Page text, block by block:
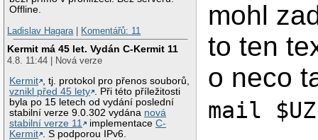
Offline.
Ladislav Hagara | Komentářů: 11
Kermit má 45 let. Vydán C-Kermit 11
4.8. 11:44 | Nová verze
Kermit , tj. protokol pro přenos souborů,
vznikl před 45 lety . Při této příležitosti
byla po 15 letech od vydání poslední
stabilní verze 9.0.302 vydána nová
stabilní verze 11
implementaceC-
Kermit . S podporou IPv6.
mohl
to ten
o neco
mail